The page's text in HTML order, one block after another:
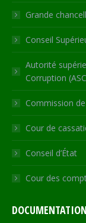
Grande
Conseil
Autorité
Corruption
Commission
Cour de
Conseil d’État
Cour des
DOCUMENTATION